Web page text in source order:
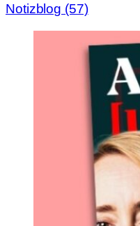
Notizblog (57)